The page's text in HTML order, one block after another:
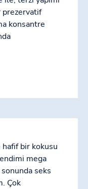
prezervatif
konsantre
bir kokusu
mega
seks
Çok